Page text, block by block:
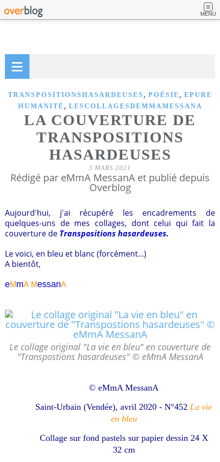
MENU
TRANSPOSITIONSHASARDEUSES , POÉSIE , EPURE
HUMANITÉ , LESCOLLAGESDEMMAMESSANA
LA COUVERTURE DE
TRANSPOSITIONS
HASARDEUSES
3 MARS 2021
Rédigé par eMmA MessanA et publié depuis
Overblog
Aujourd'hui, j'ai récupéré les encadrements de
quelques-uns de mes collages, dont celui qui fait la
couverture de Transpositions hasardeuses.
Le voici, en bleu et blanc (forcément...)
A bientôt,
eMmA MessanA
Le collage original "La vie en bleu" en couverture de
"Transpostions hasardeuses" © eMmA MessanA
© eMmA MessanA
Saint-Urbain (Vendée), avril 2020 - N°452 La vie
en bleu
Collage sur fond pastels sur papier dessin 24 X
32 cm